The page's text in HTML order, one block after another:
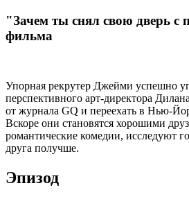
"Зачем ты снял свою дверь с
фильма
Упорная рекрутер Джейми успешно
перспективного арт-директора
от журнала GQ и переехать в Нью-
Вскоре они становятся хорошими
романтические комедии, исследуют
друга получше.
Эпизод